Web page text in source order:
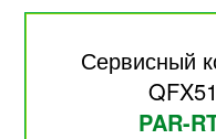
Сервисный
PAR-